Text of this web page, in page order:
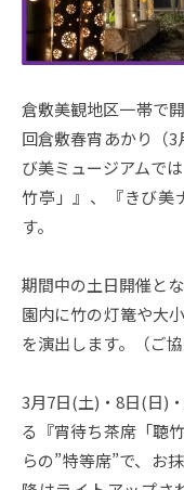
m
–
倉敷美観地区一帯で
回倉敷春宵あかり（
び美ミュージアムで
竹亭」』、『きび美
す。
期間中の土日開催と
園内に竹の灯篭や大
を演出します。（ご
3月7日(土)・8日(日)
る『宵待ち茶席「聴
らの”特等席”で、お